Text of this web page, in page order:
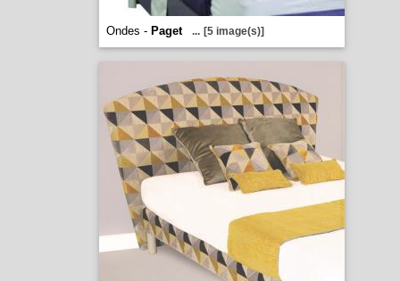
Ondes - Paget ... [5 image(s)]